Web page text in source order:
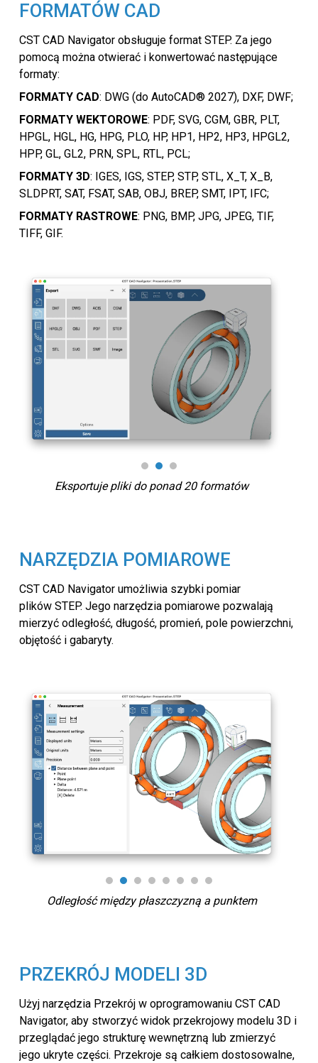
FORMATÓW CAD
CST CAD Navigator obsługuje format STEP. Za jego
pomocą można otwierać i konwertować następujące
formaty:
FORMATY CAD: DWG (do AutoCAD® 2027), DXF, DWF;
FORMATY WEKTOROWE: PDF, SVG, CGM, GBR, PLT,
HPGL, HGL, HG, HPG, PLO, HP, HP1, HP2, HP3, HPGL2,
HPP, GL, GL2, PRN, SPL, RTL, PCL;
FORMATY 3D: IGES, IGS, STEP, STP, STL, X_T, X_B,
SLDPRT, SAT, FSAT, SAB, OBJ, BREP, SMT, IPT, IFC;
FORMATY RASTROWE: PNG, BMP, JPG, JPEG, TIF,
TIFF, GIF.
Eksportuje pliki do ponad 20 formatów
NARZĘDZIA POMIAROWE
CST CAD Navigator umożliwia szybki pomiar
plików STEP. Jego narzędzia pomiarowe pozwalają
mierzyć odległość, długość, promień, pole powierzchni,
objętość i gabaryty.
Odległość między płaszczyzną a punktem
PRZEKRÓJ MODELI 3D
Użyj narzędzia Przekrój w oprogramowaniu CST CAD
Navigator, aby stworzyć widok przekrojowy modelu 3D i
przeglądać jego strukturę wewnętrzną lub zmierzyć
jego ukryte części. Przekroje są całkiem dostosowalne,